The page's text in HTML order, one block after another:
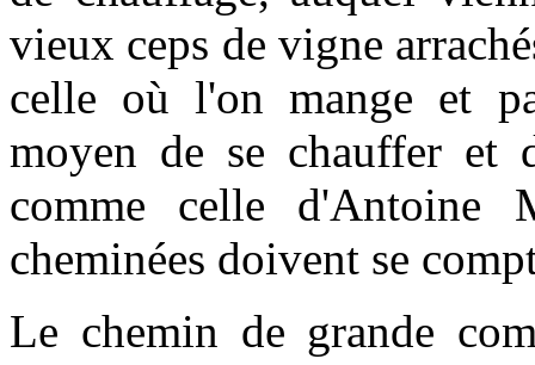
vieux ceps de vigne
celle où l'on mange et
moyen de se chauffer et
comme celle d'Antoine
cheminées doivent se
Le chemin de grande